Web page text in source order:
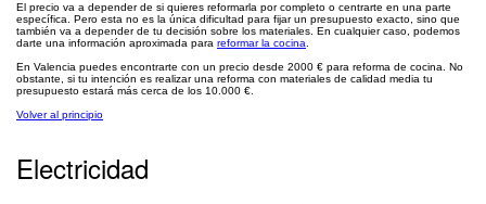
El precio va a depender de si quieres reformarla por completo o centrarte en una parte
específica. Pero esta no es la única dificultad para fijar un presupuesto exacto, sino que
también va a depender de tu decisión sobre los materiales. En cualquier caso, podemos
darte una información aproximada para reformar la cocina.
En Valencia puedes encontrarte con un precio desde 2000 € para reforma de cocina. No
obstante, si tu intención es realizar una reforma con materiales de calidad media tu
presupuesto estará más cerca de los 10.000 €.
Volver al principio
Electricidad